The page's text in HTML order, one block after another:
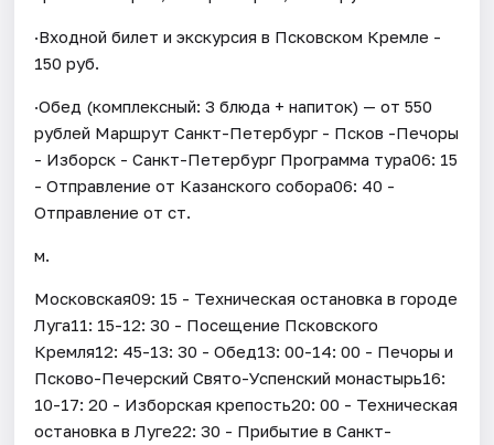
·Входной билет и экскурсия в Псковском Кремле -
150 руб.
·Обед (комплексный: 3 блюда + напиток) — от 550
рублей Маршрут Санкт-Петербург - Псков -Печоры
- Изборск - Санкт-Петербург Программа тура06: 15
- Отправление от Казанского собора06: 40 -
Отправление от ст.
м.
Московская09: 15 - Техническая остановка в городе
Луга11: 15-12: 30 - Посещение Псковского
Кремля12: 45-13: 30 - Обед13: 00-14: 00 - Печоры и
Псково-Печерский Свято-Успенский монастырь16:
10-17: 20 - Изборская крепость20: 00 - Техническая
остановка в Луге22: 30 - Прибытие в Санкт-